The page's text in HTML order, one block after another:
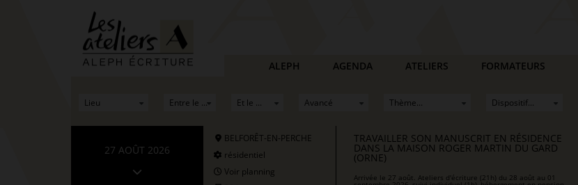
ALEPH AGENDA ATELIERS FORMATEURS
27 AOÛT 2026
BELFORÊT-EN-PERCHE
résidentiel
Voir planning
TRAVAILLER SON MANUSCRIT EN RÉSIDENCE
DANS LA MAISON ROGER MARTIN DU GARD
(ORNE)
Arrivée le 27 août. Ateliers d'écriture (21h) du 28 août au 01